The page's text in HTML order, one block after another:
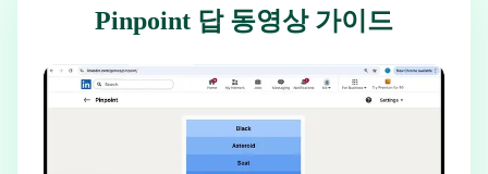
Pinpoint 답 동영상 가이드